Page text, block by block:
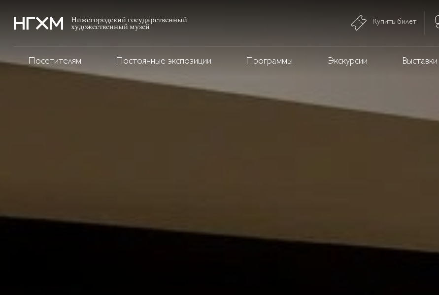
Нижегородский государственный
художественный музей
Купить билет
Посетителям Постоянные экспозиции Программы Экскурсии Выставки